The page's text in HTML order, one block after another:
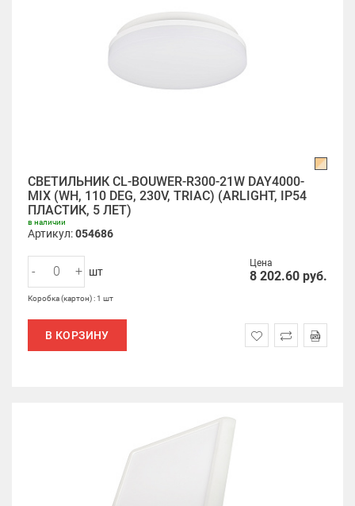
СВЕТИЛЬНИК CL-BOUWER-R300-21W DAY4000-
MIX (WH, 110 DEG, 230V, TRIAC) (ARLIGHT, IP54
ПЛАСТИК, 5 ЛЕТ)
в наличии
Артикул:054686
Цена
8 202.60 руб.
- + шт
Коробка (картон) : 1 шт
В КОРЗИНУ